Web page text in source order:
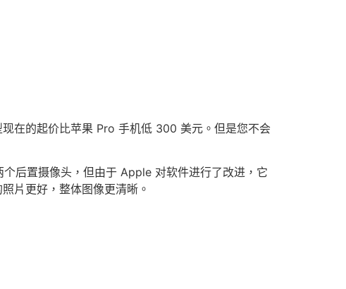
在的起价比苹果 Pro 手机低 300 美元。但是您不会
后置摄像头，但由于 Apple 对软件进行了改进，它
片更好，整体图像更清晰。